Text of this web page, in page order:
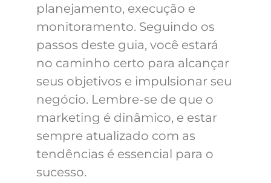
planejamento, execução e
monitoramento. Seguindo os
passos deste guia, você estará
no caminho certo para alcançar
seus objetivos e impulsionar seu
negócio. Lembre-se de que o
marketing é dinâmico, e estar
sempre atualizado com as
tendências é essencial para o
sucesso.